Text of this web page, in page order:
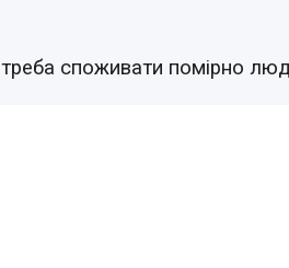
треба споживати помірно